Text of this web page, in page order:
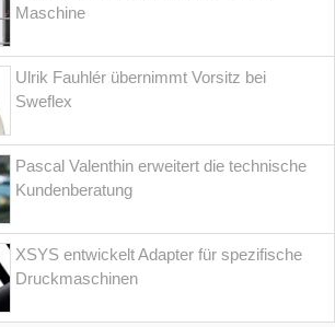
Maschine
Ulrik Fauhlér übernimmt Vorsitz bei
Sweflex
Pascal Valenthin erweitert die technische
Kundenberatung
XSYS entwickelt Adapter für spezifische
Druckmaschinen